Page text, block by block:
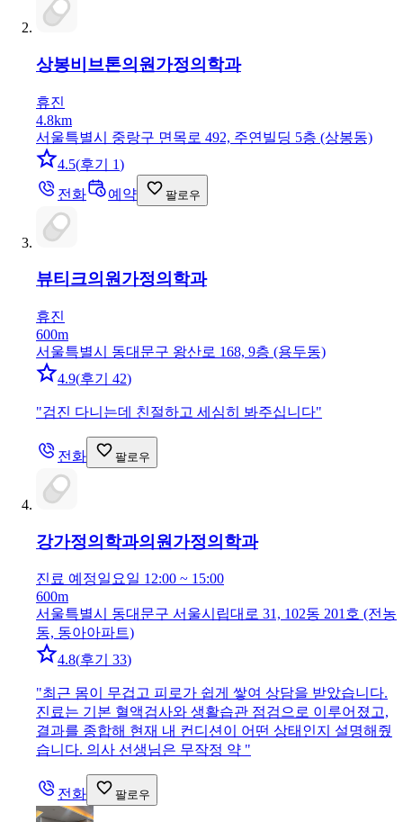
상봉비브톤의원 가정의학과
휴진
4.8km
서울특별시 중랑구 면목로 492, 주연빌딩 5층 (상봉동)
4.5(후기 1)
전화
예약 팔로우
뷰티크의원가정의학과
휴진
600m
서울특별시 동대문구 왕산로 168, 9층 (용두동)
4.9(후기 42)
"검진 다니는데 친절하고 세심히 봐주십니다"
전화 팔로우
강가정의학과의원 가정의학과
진료 예정일요일 12:00 ~ 15:00
600m
서울특별시 동대문구 서울시립대로 31, 102동 201호 (전농
동, 동아아파트)
4.8(후기 33)
"최근 몸이 무겁고 피로가 쉽게 쌓여 상담을 받았습니다.
진료는 기본 혈액검사와 생활습관 점검으로 이루어졌고,
결과를 종합해 현재 내 컨디션이 어떤 상태인지 설명해줬
습니다. 의사 선생님은 무작정 약 "
전화 팔로우